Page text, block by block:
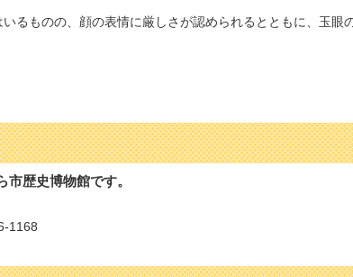
るものの、顔の表情に厳しさが認められるとともに、玉眼
歴史博物館です。
1168